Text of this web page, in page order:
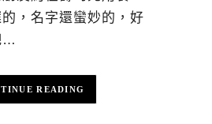
，名字還蠻妙的，好
…
READING